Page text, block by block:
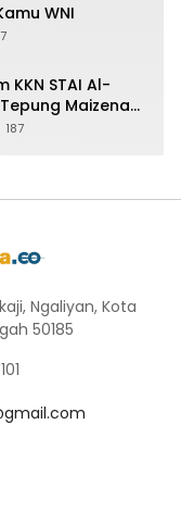
WNI
KKN STAI Al-
Maizena
187
Ngaliyan, Kota
50185